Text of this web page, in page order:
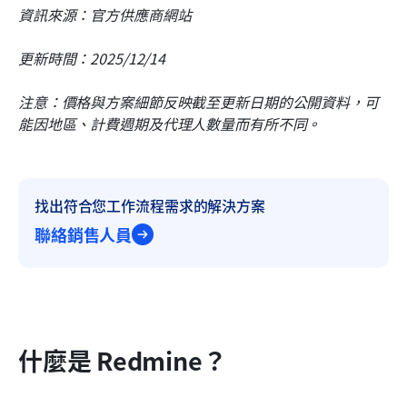
資訊來源：官方供應商網站
更新時間：2025/12/14
注意：價格與方案細節反映截至更新日期的公開資料，可
能因地區、計費週期及代理人數量而有所不同。
找出符合您工作流程需求的解決方案
聯絡銷售人員
什麼是 Redmine？